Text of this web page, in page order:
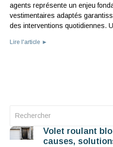
agents représente un enjeu
vestimentaires adaptés
des interventions quotidiennes.
Lire l'article ►
Volet roulant
causes,